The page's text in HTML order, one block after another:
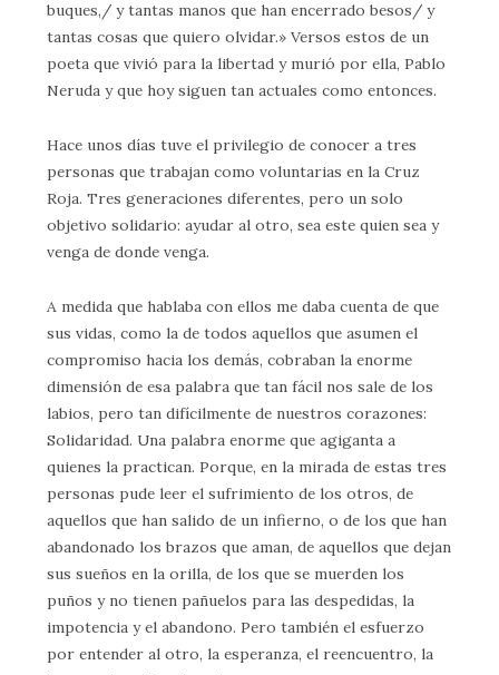
buques,/ y tantas manos que han encerrado besos/ y
tantas cosas que quiero olvidar.» Versos estos de un
poeta que vivió para la libertad y murió por ella, Pablo
Neruda y que hoy siguen tan actuales como entonces.
Hace unos días tuve el privilegio de conocer a tres
personas que trabajan como voluntarias en la Cruz
Roja. Tres generaciones diferentes, pero un solo
objetivo solidario: ayudar al otro, sea este quien sea y
venga de donde venga.
A medida que hablaba con ellos me daba cuenta de que
sus vidas, como la de todos aquellos que asumen el
compromiso hacia los demás, cobraban la enorme
dimensión de esa palabra que tan fácil nos sale de los
labios, pero tan difícilmente de nuestros corazones:
Solidaridad. Una palabra enorme que agiganta a
quienes la practican. Porque, en la mirada de estas tres
personas pude leer el sufrimiento de los otros, de
aquellos que han salido de un infierno, o de los que han
abandonado los brazos que aman, de aquellos que dejan
sus sueños en la orilla, de los que se muerden los
puños y no tienen pañuelos para las despedidas, la
impotencia y el abandono. Pero también el esfuerzo
por entender al otro, la esperanza, el reencuentro, la